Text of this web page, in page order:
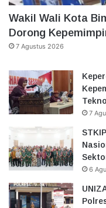
Wakil Wali Kota
Dorong
7 Agustus 2026
7
6